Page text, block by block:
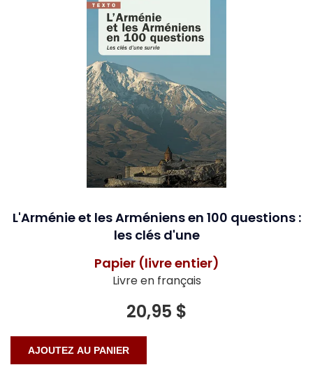
L'Arménie et les Arméniens en 100 questions :
les clés d'une
Papier (livre entier)
Livre en français
20,95 $